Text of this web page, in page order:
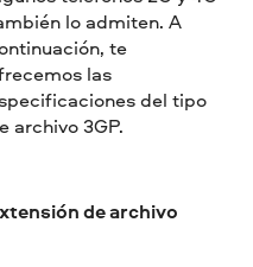
lo admiten. A
te
las
del tipo
archivo 3GP.
de archivo